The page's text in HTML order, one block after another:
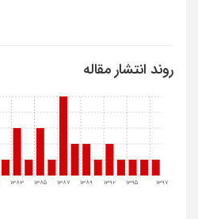
روند انتشار مقاله
1383 1385 1387 1389 1392 1395 1397